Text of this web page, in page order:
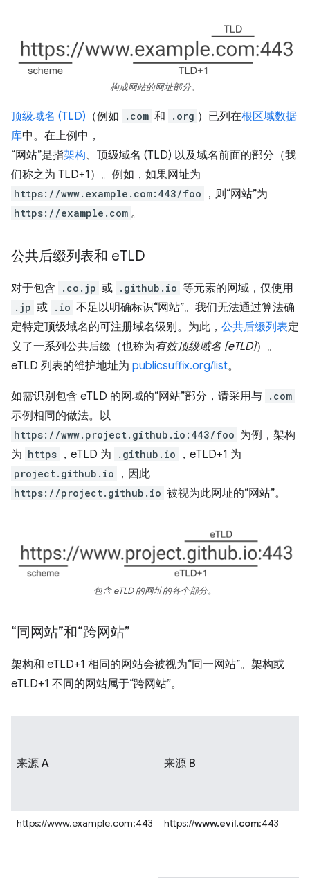
构成网站的网址部分。
顶级域名 (TLD) （例如 .com 和 .org ）已列在根区域数据
库中。在上例中，
“网站”是指架构、顶级域名 (TLD) 以及域名前面的部分（我
们称之为 TLD+1）。 例如，如果网址为
https://www.example.com:443/foo ，则“网站”为
https://example.com 。
公共后缀列表和 eTLD
对于包含 .co.jp 或 .github.io 等元素的网域，仅使用
.jp 或 .io 不足以明确标识“网站”。我们无法通过算法确
定特定顶级域名的可注册域名级别。为此， 公共后缀列表定
义了一系列公共后缀（也称为有效顶级域名 [eTLD]）。
eTLD 列表的维护地址为 publicsuffix.org/list。
如需识别包含 eTLD 的网域的“网站”部分，请采用与 .com
示例相同的做法。以
https://www.project.github.io:443/foo 为例，架构
为 https ，eTLD 为 .github.io ，eTLD+1 为
project.github.io ，因此
https://project.github.io 被视为此网址的“网站”。
包含 eTLD 的网址的各个部分。
“同网站”和“跨网站”
架构和 eTLD+1 相同的网站会被视为“同一网站”。架构或
eTLD+1 不同的网站属于“跨网站”。
来源 A 来源 B
https://www.example.com:443 https://www.evil.com:443